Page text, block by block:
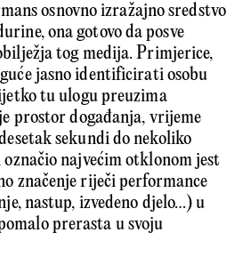
osnovno izražajno sredstvo
ona gotovo da posve
tog medija. Primjerice,
jasno identificirati osobu
tu ulogu preuzima
prostor događanja, vrijeme
sekundi do nekoliko
označio najvećim otklonom jest
značenje riječi performance
nastup, izvedeno djelo…) u
prerasta u svoju